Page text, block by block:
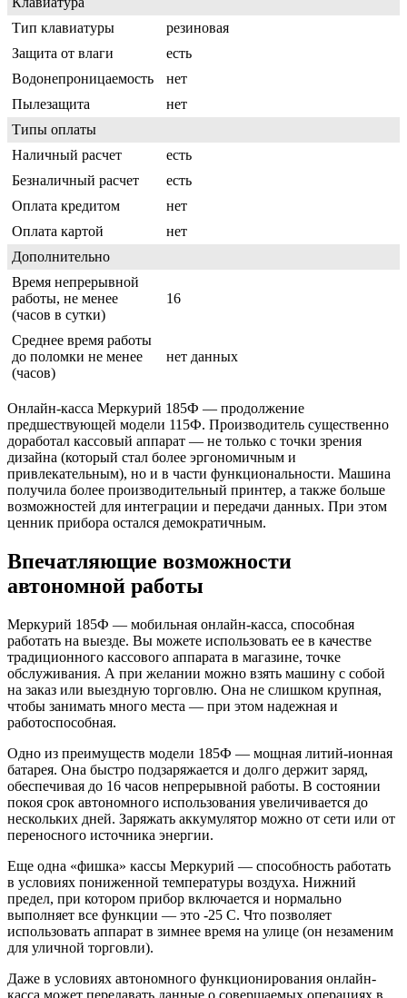
Тип клавиатуры
резиновая
Защита от влаги
есть
Водонепроницаемость
нет
Пылезащита
нет
Типы оплаты
Наличный расчет
есть
Безналичный расчет
есть
Оплата кредитом
нет
Оплата картой
нет
Дополнительно
Время непрерывной
работы, не менее
(часов в сутки)
16
Среднее время работы
до поломки не менее
(часов)
нет данных
Онлайн-касса Меркурий 185Ф — продолжение
предшествующей модели 115Ф. Производитель существенно
доработал кассовый аппарат — не только с точки зрения
дизайна (который стал более эргономичным и
привлекательным), но и в части функциональности. Машина
получила более производительный принтер, а также больше
возможностей для интеграции и передачи данных. При этом
ценник прибора остался демократичным.
Впечатляющие возможности
автономной работы
Меркурий 185Ф — мобильная онлайн-касса, способная
работать на выезде. Вы можете использовать ее в качестве
традиционного кассового аппарата в магазине, точке
обслуживания. А при желании можно взять машину с собой
на заказ или выездную торговлю. Она не слишком крупная,
чтобы занимать много места — при этом надежная и
работоспособная.
Одно из преимуществ модели 185Ф — мощная литий-ионная
батарея. Она быстро подзаряжается и долго держит заряд,
обеспечивая до 16 часов непрерывной работы. В состоянии
покоя срок автономного использования увеличивается до
нескольких дней. Заряжать аккумулятор можно от сети или от
переносного источника энергии.
Еще одна «фишка» кассы Меркурий — способность работать
в условиях пониженной температуры воздуха. Нижний
предел, при котором прибор включается и нормально
выполняет все функции — это -25 С. Что позволяет
использовать аппарат в зимнее время на улице (он незаменим
для уличной торговли).
Даже в условиях автономного функционирования онлайн-
касса может передавать данные о совершаемых операциях в